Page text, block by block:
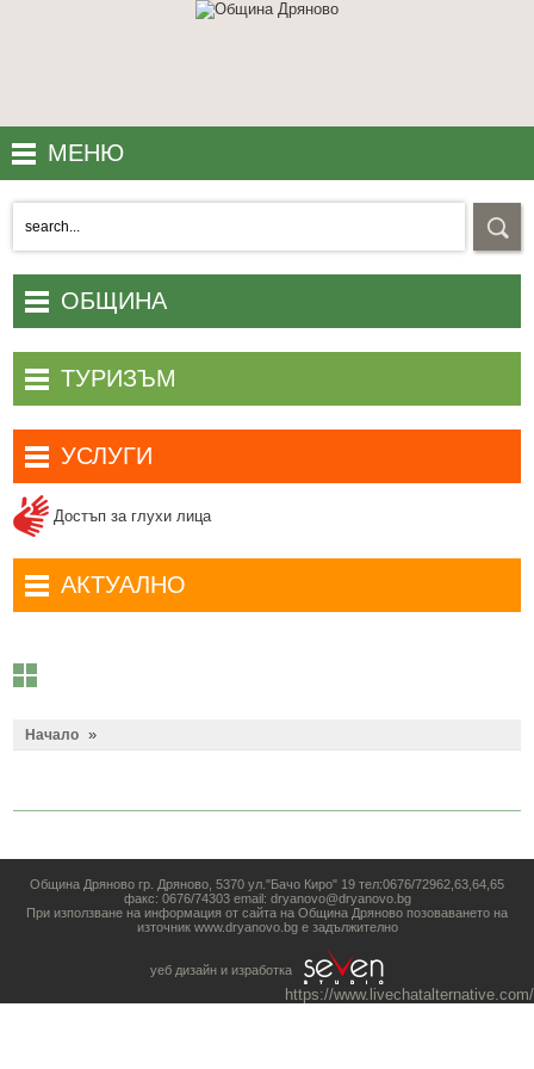
МЕНЮ
LOCATION
WEB CAMERAS
CONTACT US
ОБЩИНА
ТУРИЗЪМ
Начало »
УСЛУГИ
Достъп за глухи лица
АКТУАЛНО
Община Дряново гр. Дряново, 5370 ул."Бачо Киро" 19 тел:0676/72962,63,64,65
факс: 0676/74303 email: dryanovo@dryanovo.bg
При използване на информация от сайта на Община Дряново позоваването на
източник www.dryanovo.bg е задължително
уеб дизайн и изработка
https://www.livechatalternative.com/